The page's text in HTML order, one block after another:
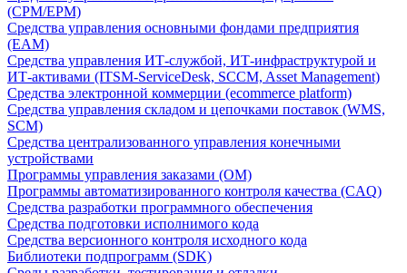
(CPM/EPM)
Средства управления основными фондами предприятия
(EAM)
Средства управления ИТ-службой, ИТ-инфраструктурой и
ИТ-активами (ITSM-ServiceDesk, SCCM, Asset Management)
Средства электронной коммерции (ecommerce platform)
Средства управления складом и цепочками поставок (WMS,
SCM)
Средства централизованного управления конечными
устройствами
Программы управления заказами (OM)
Программы автоматизированного контроля качества (CAQ)
Средства разработки программного обеспечения
Средства подготовки исполнимого кода
Средства версионного контроля исходного кода
Библиотеки подпрограмм (SDK)